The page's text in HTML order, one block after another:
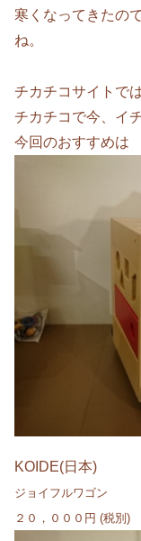
寒くなってきたの
ね。
チカチコサイトで
チカチコで今、イ
今回のおすすめは
KOIDE(日本)
ジョイフルワゴン
２０，０００円 (税別)